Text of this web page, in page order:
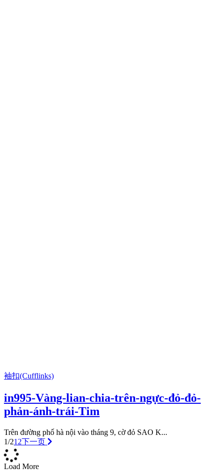
袖扣(Cufflinks)
in995-Vàng-lian-chia-trên-ngực-đỏ-đỏ-
phản-ánh-trái-Tim
Trên đường phố hà nội vào tháng 9, cờ đỏ SAO K...
1/21 2下一页
Load More